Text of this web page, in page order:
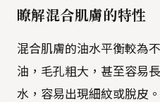
瞭解混合肌膚的特性
混合肌膚的油水平衡較為
油，毛孔粗大，甚至容易
水，容易出現細紋或脫皮